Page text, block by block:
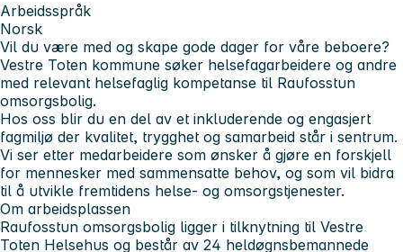
Arbeidsspråk
Norsk
Vil du være med og skape gode dager for våre beboere?
Vestre Toten kommune søker helsefagarbeidere og andre
med relevant helsefaglig kompetanse til Raufosstun
omsorgsbolig.
Hos oss blir du en del av et inkluderende og engasjert
fagmiljø der kvalitet, trygghet og samarbeid står i sentrum.
Vi ser etter medarbeidere som ønsker å gjøre en forskjell
for mennesker med sammensatte behov, og som vil bidra
til å utvikle fremtidens helse- og omsorgstjenester.
Om arbeidsplassen
Raufosstun omsorgsbolig ligger i tilknytning til Vestre
Toten Helsehus og består av 24 heldøgnsbemannede